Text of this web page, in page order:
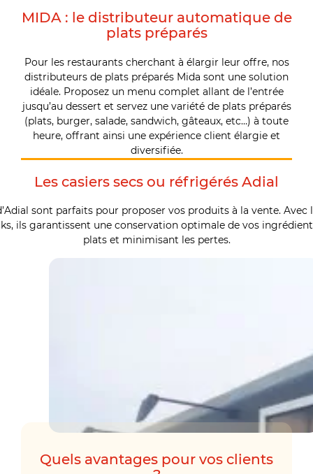
MIDA : le distributeur automatique de
plats préparés
Pour les restaurants cherchant à élargir leur offre, nos
distributeurs de plats préparés Mida sont une solution
idéale. Proposez un menu complet allant de l’entrée
jusqu’au dessert et servez une variété de plats préparés
(plats, burger, salade, sandwich, gâteaux, etc…) à toute
heure, offrant ainsi une expérience client élargie et
diversifiée.
Les casiers secs ou réfrigérés Adial
sont parfaits pour proposer vos produits à la vente.
ils garantissent une conservation optimale de vos
plats et minimisant les pertes.
Quels avantages pour vos clients